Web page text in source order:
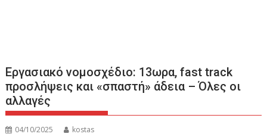
Εργασιακό νομοσχέδιο: 13ωρα, fast track
προσλήψεις και «σπαστή» άδεια – Όλες οι
αλλαγές
04/10/2025 kostas